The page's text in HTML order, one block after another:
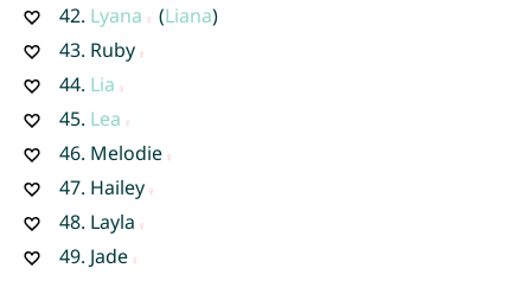
42. Lyana (Liana)
43. Ruby
44. Lia
45. Lea
46. Melodie
47. Hailey
48. Layla
49. Jade